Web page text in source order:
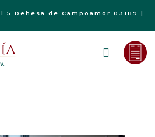
5 Dehesa de Campoamor 03189 |